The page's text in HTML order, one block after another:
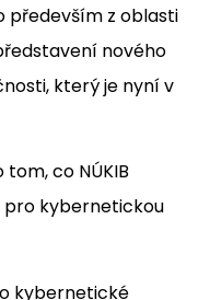
především z oblasti
nového
který je nyní v
co NÚKIB
kybernetickou
kybernetické